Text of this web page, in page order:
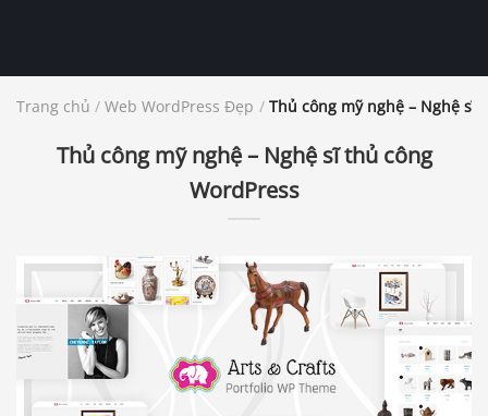
Trang chủ / Web WordPress Đẹp / Thủ công mỹ nghệ – Nghệ sĩ
Thủ công mỹ nghệ – Nghệ sĩ thủ công
WordPress